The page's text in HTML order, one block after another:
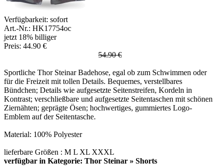
Verfügbarkeit: sofort
Art.-Nr.: HK17754oc
jetzt 18% billiger
Preis: 44.90 €
54.90 €
Sportliche Thor Steinar Badehose, egal ob zum Schwimmen oder
für die Freizeit mit tollen Details. Bequemes, verstellbares
Bündchen; Details wie aufgesetzte Seitenstreifen, Kordeln in
Kontrast; verschließbare und aufgesetzte Seitentaschen mit schönen
Ziernähten; geprägte Ösen; hochwertiges, gummiertes Logo-
Emblem auf der Seitentasche.
Material: 100% Polyester
lieferbare Größen : M L XL XXXL
verfügbar in Kategorie: Thor Steinar » Shorts